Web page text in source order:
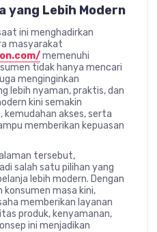
yang Lebih Modern
ini menghadirkan
masyarakat
memenuhi
tidak hanya mencari
menginginkan
lebih nyaman, praktis, dan
kini semakin
akses, serta
memberikan kepuasan
tersebut,
salah satu pilihan yang
lebih modern. Dengan
masa kini,
memberikan layanan
produk, kenyamanan,
ini menjadikan